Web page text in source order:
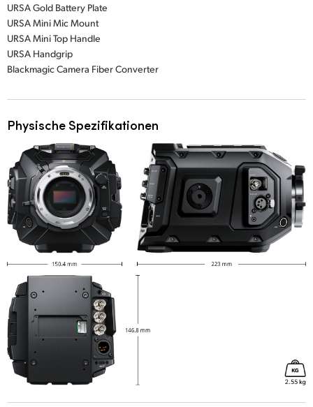
URSA Gold Battery Plate
URSA Mini Mic Mount
URSA Mini Top Handle
URSA Handgrip
Blackmagic Camera Fiber Converter
Physische Spezifikationen